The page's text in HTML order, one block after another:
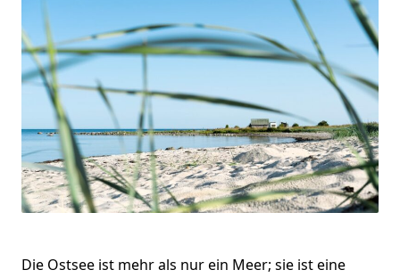
Die Ostsee ist mehr als nur ein Meer; sie ist eine